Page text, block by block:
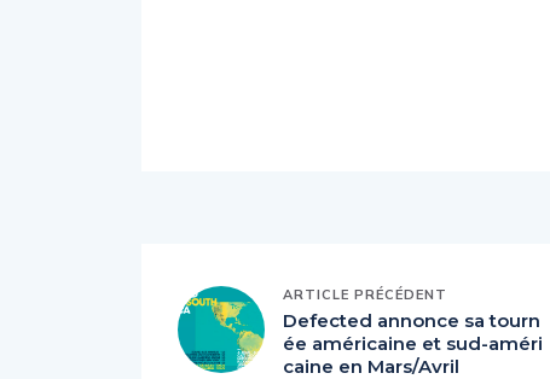
ARTICLE PRÉCÉDENT
Defected annonce sa tourn
ée américaine et sud-améri
caine en Mars/Avril